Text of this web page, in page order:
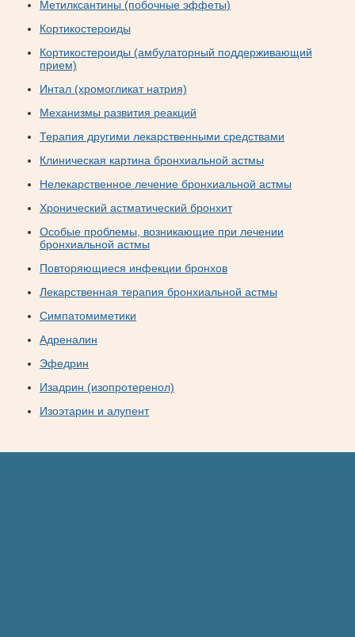
Метилксантины (побочные эффеты)
Кортикостероиды
Кортикостероиды (амбулаторный поддерживающий
прием)
Интал (хромогликат натрия)
Механизмы развития реакций
Терапия другими лекарственными средствами
Клиническая картина бронхиальной астмы
Нелекарственное лечение бронхиальной астмы
Хронический астматический бронхит
Особые проблемы, возникающие при лечении
бронхиальной астмы
Повторяющиеся инфекции бронхов
Лекарственная терапия бронхиальной астмы
Симпатомиметики
Адреналин
Эфедрин
Изадрин (изопротеренол)
Изоэтарин и алупент